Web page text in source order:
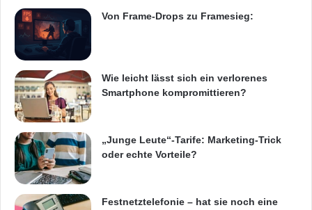
Von Frame-Drops zu Framesieg:
Wie leicht lässt sich ein verlorenes
Smartphone kompromittieren?
„Junge Leute“-Tarife: Marketing-Trick
oder echte Vorteile?
Festnetztelefonie – hat sie noch eine